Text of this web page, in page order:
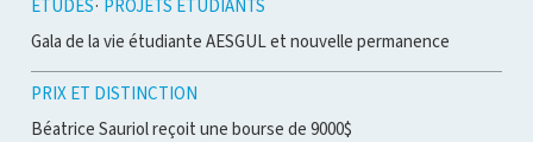
ÉTUDES PROJETS ÉTUDIANTS
Gala de la vie étudiante AESGUL et nouvelle permanence
PRIX ET DISTINCTION
Béatrice Sauriol reçoit une bourse de 9000$